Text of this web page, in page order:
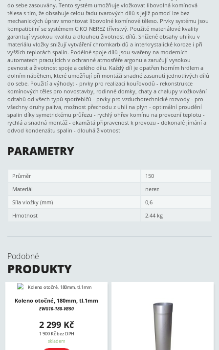
do sebe zasouvány. Tento systém umožňuje vložkovat libovolná komínová
tělesa s tím, že obsahuje celou řadu tvarových dílů s jejíž pomocí lze bez
mechanických úprav smontovat libovolné komínové těleso. Prvky systému jsou
kompatibilní se systémem CIKO NEREZ třívrstvý. Použité materiálové kvality
garantují vysokou kvalitu a dlouhou životnost dílů. Snížené obsahy uhlíku v
materiálu vložky snižují vytváření chromkarbidů a interkrystalické koroze i při
vyšších teplotách spalin. Podélné spoje dílů jsou svařeny na moderních
automatech pracujících v ochranné atmosféře argonu a zaručují vysokou
pevnost a životnost spoje a celého dílu. Každý díl je opatřen horním hrdlem a
dolním náběhem, které umožňují při montáži snadné zasunutí jednotlivých dílů
do sebe. Použití a výhody: - prvky pro realizaci kouřovodů - rekonstrukce
komínových těles pro novostavby, rodinné domky, chaty a chalupy vložkování
odtahů od všech typů spotřebičů - prvky pro vzduchotechnické rozvody - pro
všechny druhy paliva, možnost přechodu z uhlí na plyn - optimální proudění
spalin díky symetrickému průřezu - rychlý ohřev komínu na provozní teplotu -
rychlá a snadná montáž - okamžitá připravenost k provozu - dokonalé jímání a
odvod kondenzátu spalin - dlouhá životnost
PARAMETRY
Průměr
150
Materiál
nerez
Síla vložky (mm)
0,6
Hmotnost
2.44 kg
Podobné
PRODUKTY
Koleno otočné, 180mm, tl.1mm
EWG10-180-VB90
2 299 Kč
1 900 Kč bez DPH
skladem